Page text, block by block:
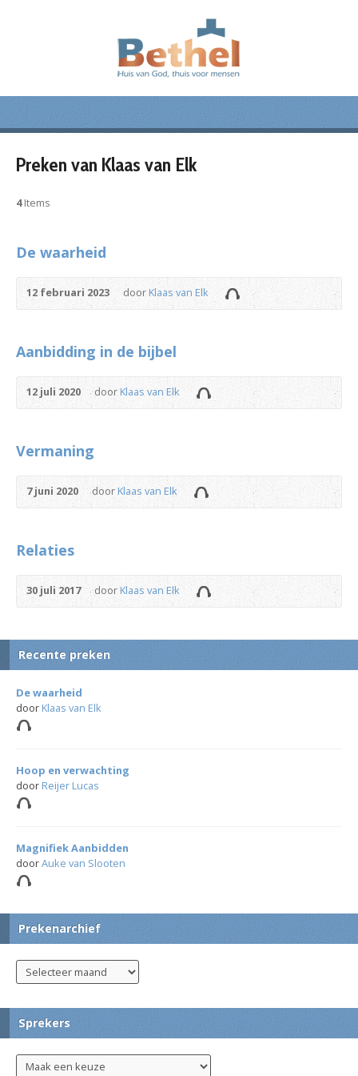
Preken van Klaas van Elk
4Items
De waarheid
12 februari 2023 doorKlaas van Elk
Aanbidding in de bijbel
12 juli 2020 doorKlaas van Elk
Vermaning
7 juni 2020 doorKlaas van Elk
Relaties
30 juli 2017 doorKlaas van Elk
Recente preken
De waarheid
door Klaas van Elk
Hoop en verwachting
door Reijer Lucas
Magnifiek Aanbidden
doorAuke van Slooten
Prekenarchief
Sprekers